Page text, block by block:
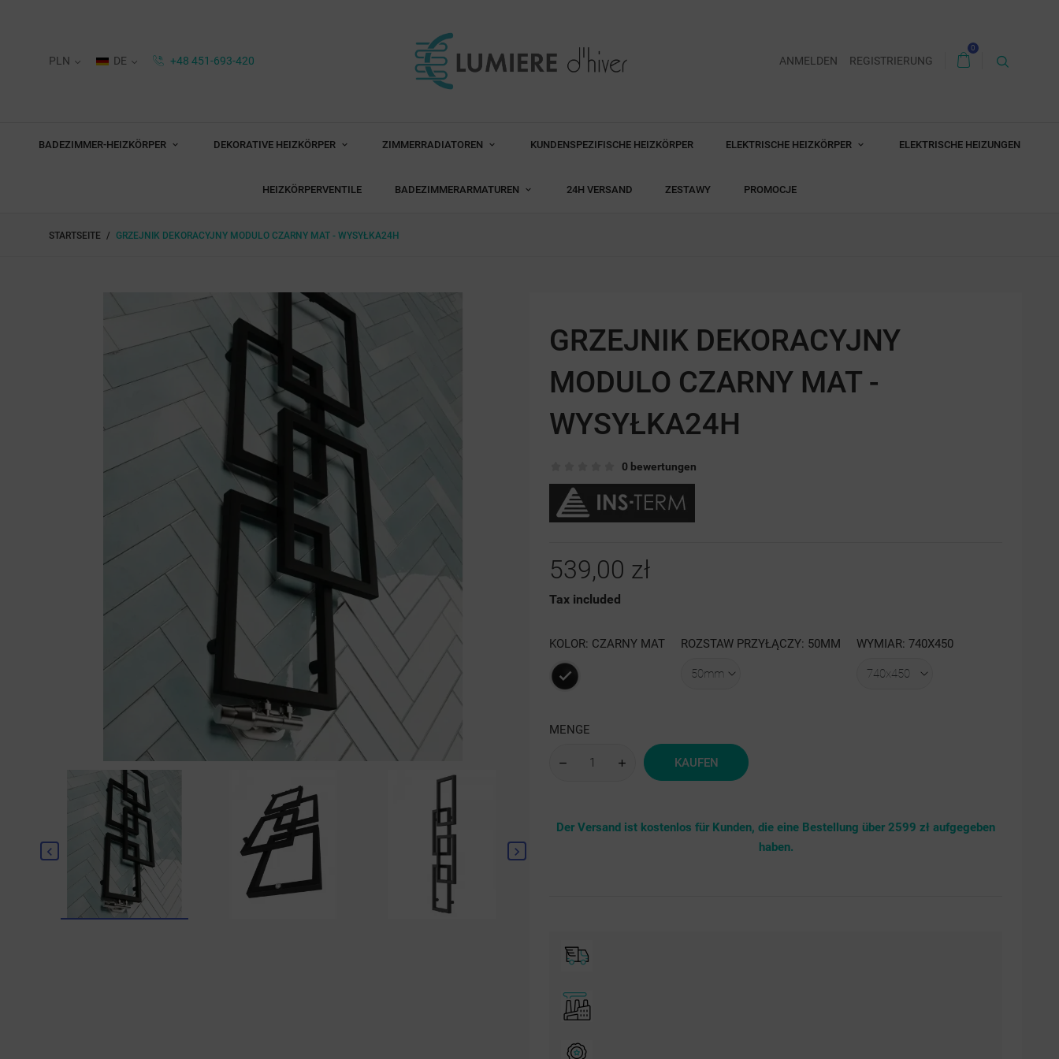
PLN DE +48 451-693-420 ANMELDEN REGISTRIERUNG
0
BADEZIMMER-HEIZKÖRPER DEKORATIVE HEIZKÖRPER ZIMMERRADIATOREN KUNDENSPEZIFISCHE HEIZKÖRPER ELEKTRISCHE HEIZKÖRPER ELEKTRISCHE HEIZUNGEN
HEIZKÖRPERVENTILE BADEZIMMERARMATUREN 24H VERSAND ZESTAWY PROMOCJE
STARTSEITE GRZEJNIK DEKORACYJNY MODULO CZARNY MAT - WYSYŁKA24H
GRZEJNIK DEKORACYJNY
MODULO CZARNY MAT -
WYSYŁKA24H
0 bewertungen
539,00 zł
Tax included
KOLOR: CZARNY MAT
Czarny
mat
ROZSTAW PRZYŁĄCZY: 50MM WYMIAR: 740X450
MENGE
KAUFEN
Der Versand ist kostenlos für Kunden, die eine Bestellung über 2599 zł aufgegeben
haben.